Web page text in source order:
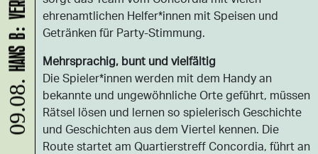
ehrenamtlichen Helfer*innen mit Speisen und
Getränken für Party-Stimmung.
Mehrsprachig, bunt und vielfältig
Die Spieler*innen werden mit dem Handy an
bekannte und ungewöhnliche Orte geführt, müssen
Rätsel lösen und lernen so spielerisch Geschichte
und Geschichten aus dem Viertel kennen. Die
Route startet am Quartierstreff Concordia, führt an
09.08.